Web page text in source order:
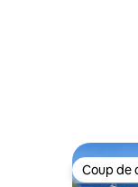
Coup de
Coup de